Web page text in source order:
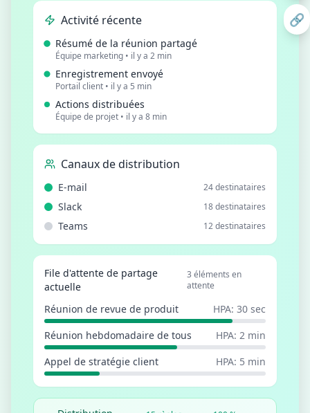
Activité récente
Résumé de la réunion partagé
Équipe marketing • il y a 2 min
Enregistrement envoyé
Portail client • il y a 5 min
Actions distribuées
Équipe de projet • il y a 8 min
Canaux de distribution
E-mail 24destinataires
Slack 18destinataires
Teams 12destinataires
File d'attente de partage
actuelle
3 éléments en
attente
Réunion de revue de produit HPA: 30 sec
Réunion hebdomadaire de tous
HPA: 2 min
Appel de stratégie client
HPA: 5 min
🔗